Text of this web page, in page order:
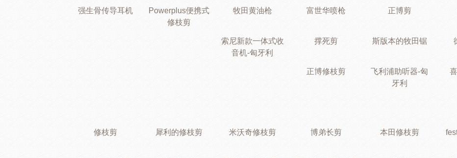
强生骨传导耳机
Powerplus便携式
修枝剪
牧田黄油枪 富世华喷枪 正博剪
索尼新款一体式收
音机-匈牙利
撑死剪 斯版本的牧田锯
正博修枝剪
飞利浦助听器-匈
牙利
修枝剪 犀利的修枝剪 米沃奇修枝剪 博弟长剪 本田修枝剪